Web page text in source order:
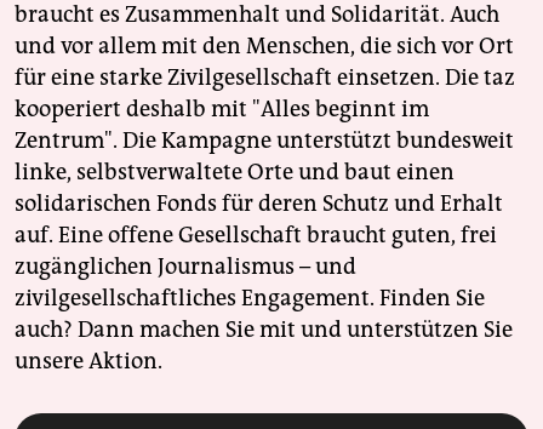
braucht es Zusammenhalt und Solidarität. Auch
und vor allem mit den Menschen, die sich vor Ort
für eine starke Zivilgesellschaft einsetzen. Die taz
kooperiert deshalb mit "Alles beginnt im
Zentrum". Die Kampagne unterstützt bundesweit
linke, selbstverwaltete Orte und baut einen
solidarischen Fonds für deren Schutz und Erhalt
auf. Eine offene Gesellschaft braucht guten, frei
zugänglichen Journalismus – und
zivilgesellschaftliches Engagement. Finden Sie
auch? Dann machen Sie mit und unterstützen Sie
unsere Aktion.